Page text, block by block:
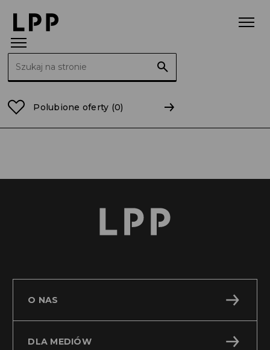
Polubione oferty (0)
Strona główna warmińsko-mazurskie
O NAS
DLA MEDIÓW